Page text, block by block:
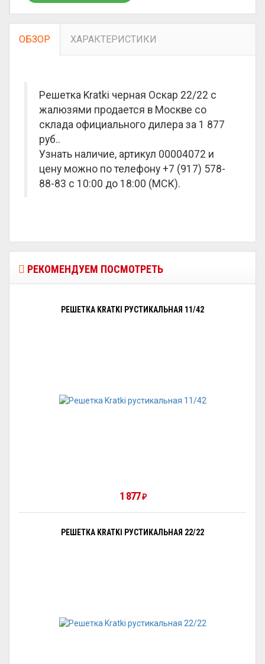
ОБЗОР ХАРАКТЕРИСТИКИ
Решетка Kratki черная Оскар 22/22 с
жалюзями продается в Москве со
склада официального дилера за 1 877
руб..
Узнать наличие, артикул 00004072 и
цену можно по телефону +7 (917) 578-
88-83 с 10:00 до 18:00 (МСК).
РЕКОМЕНДУЕМ ПОСМОТРЕТЬ
РЕШЕТКА KRATKI РУСТИКАЛЬНАЯ 11/42
1 877₽
РЕШЕТКА KRATKI РУСТИКАЛЬНАЯ 22/22